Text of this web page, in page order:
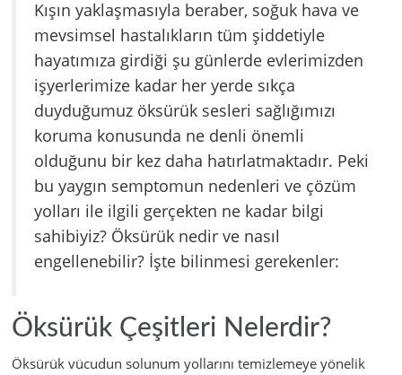
Kışın yaklaşmasıyla beraber, soğuk hava ve
mevsimsel hastalıkların tüm şiddetiyle
hayatımıza girdiği şu günlerde evlerimizden
işyerlerimize kadar her yerde sıkça
duyduğumuz öksürük sesleri sağlığımızı
koruma konusunda ne denli önemli
olduğunu bir kez daha hatırlatmaktadır. Peki
bu yaygın semptomun nedenleri ve çözüm
yolları ile ilgili gerçekten ne kadar bilgi
sahibiyiz? Öksürük nedir ve nasıl
engellenebilir? İşte bilinmesi gerekenler:
Öksürük Çeşitleri Nelerdir?
Öksürük vücudun solunum yollarını temizlemeye yönelik